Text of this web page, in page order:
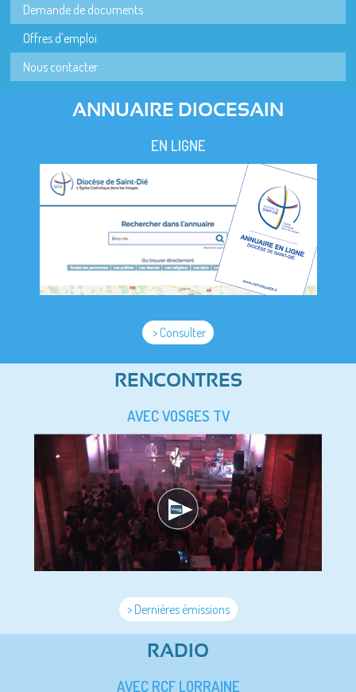
Demande de documents
Offres d'emploi
Nous contacter
ANNUAIRE DIOCESAIN
EN LIGNE
> Consulter
RENCONTRES
AVEC VOSGES TV
> Dernières émissions
RADIO
AVEC RCF LORRAINE